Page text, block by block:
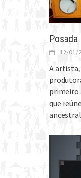
Posada
12/01/
A
primeiro
que